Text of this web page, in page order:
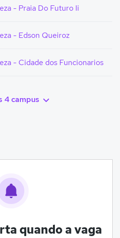
- Praia Do Futuro Ii
- Edson Queiroz
- Cidade dos Funcionarios
4 campus
quando a vaga